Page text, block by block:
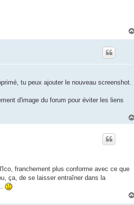
tu peux ajouter le nouveau screenshot.
d'image du forum pour éviter les liens
franchement plus conforme avec ce que
ça, de se laisser entraîner dans la